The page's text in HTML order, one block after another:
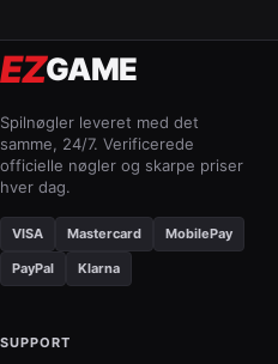
EZGAME
Spilnøgler leveret med det
samme, 24/7. Verificerede
officielle nøgler og skarpe priser
hver dag.
VISA Mastercard MobilePay
PayPal Klarna
SUPPORT